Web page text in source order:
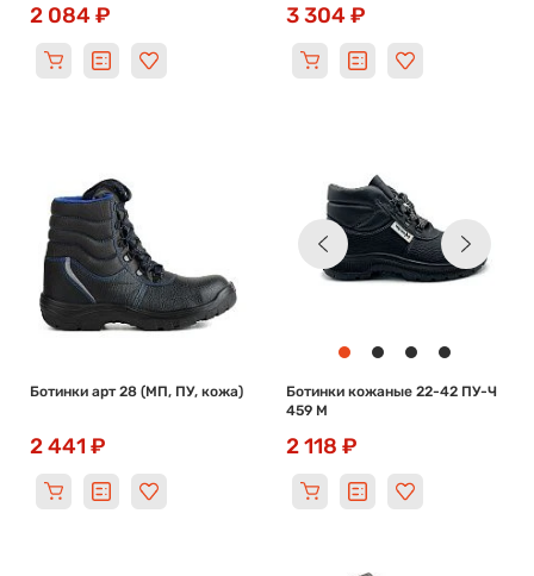
2 084 ₽ 3 304 ₽
Ботинки арт 28 (МП, ПУ, кожа)
2 441 ₽
Ботинки кожаные 22-42 ПУ-Ч
459 М
2 118 ₽